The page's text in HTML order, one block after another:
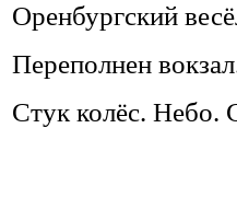
Оренбургский
Переполнен
Стук колёс. Небо.